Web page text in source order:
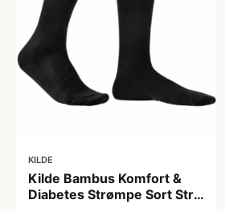
KILDE
Kilde Bambus Komfort &
Diabetes Strømpe Sort Str.